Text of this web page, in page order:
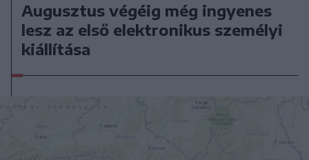
Augusztus végéig még ingyenes
lesz az első elektronikus személyi
kiállítása